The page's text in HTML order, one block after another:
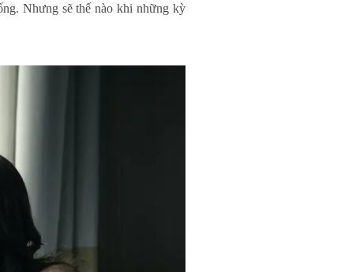
Nhưng sẽ thế nào khi những kỳ